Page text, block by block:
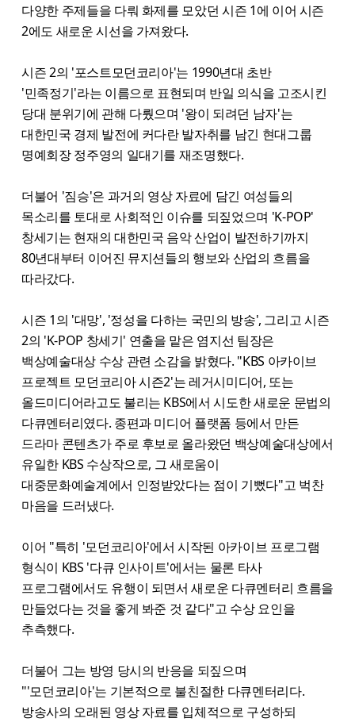
다양한 주제들을 다뤄 화제를 모았던 시즌 1에 이어 시즌
2에도 새로운 시선을 가져왔다.
시즌 2의 '포스트모던코리아'는 1990년대 초반
'민족정기'라는 이름으로 표현되며 반일 의식을 고조시킨
당대 분위기에 관해 다뤘으며 '왕이 되려던 남자'는
대한민국 경제 발전에 커다란 발자취를 남긴 현대그룹
명예회장 정주영의 일대기를 재조명했다.
더불어 '짐승'은 과거의 영상 자료에 담긴 여성들의
목소리를 토대로 사회적인 이슈를 되짚었으며 'K-POP'
창세기는 현재의 대한민국 음악 산업이 발전하기까지
80년대부터 이어진 뮤지션들의 행보와 산업의 흐름을
따라갔다.
시즌 1의 '대망', '정성을 다하는 국민의 방송', 그리고 시즌
2의 'K-POP 창세기' 연출을 맡은 염지선 팀장은
백상예술대상 수상 관련 소감을 밝혔다. "KBS 아카이브
프로젝트 모던코리아 시즌2'는 레거시미디어, 또는
올드미디어라고도 불리는 KBS에서 시도한 새로운 문법의
다큐멘터리였다. 종편과 미디어 플랫폼 등에서 만든
드라마 콘텐츠가 주로 후보로 올라왔던 백상예술대상에서
유일한 KBS 수상작으로, 그 새로움이
대중문화예술계에서 인정받았다는 점이 기뻤다"고 벅찬
마음을 드러냈다.
이어 "특히 '모던코리아'에서 시작된 아카이브 프로그램
형식이 KBS '다큐 인사이트'에서는 물론 타사
프로그램에서도 유행이 되면서 새로운 다큐멘터리 흐름을
만들었다는 것을 좋게 봐준 것 같다"고 수상 요인을
추측했다.
더불어 그는 방영 당시의 반응을 되짚으며
"'모던코리아'는 기본적으로 불친절한 다큐멘터리다.
방송사의 오래된 영상 자료를 입체적으로 구성하되